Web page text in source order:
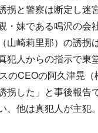
拐と警察は断定し迷
・妹である鳴沢の会
山崎莉里那）の誘
犯人からの指示で
のCEOの阿久津晃（
拐した」と事後報
、他は真犯人が主